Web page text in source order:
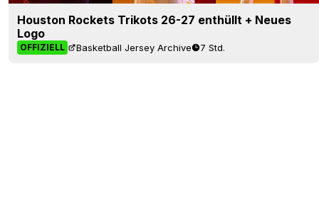
Houston Rockets Trikots 26-27 enthüllt + Neues
Logo
OFFIZIELL Basketball Jersey Archive 7 Std.